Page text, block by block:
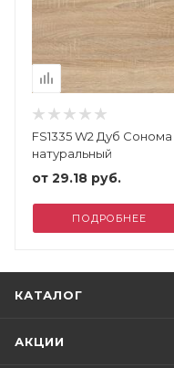
FS1335 W2 Дуб Сонома
натуральный
от 29.18 руб.
ПОДРОБНЕЕ
КАТАЛОГ
АКЦИИ